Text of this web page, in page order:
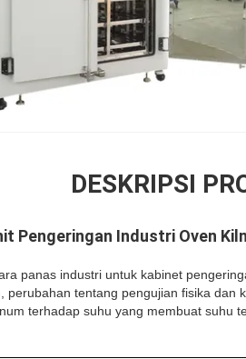
DESKRIPSI
Pengeringan Industri Oven
panas industri untuk kabinet
perubahan tentang pengujian fisika dan
terhadap suhu yang membuat suhu